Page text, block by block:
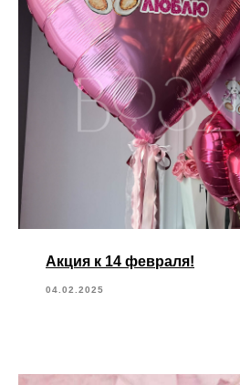
Акция к 14 февраля!
04.02.2025